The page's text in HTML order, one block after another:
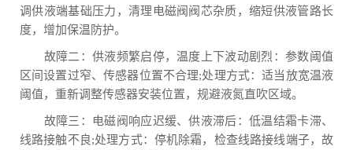
调供液端基础压力，清理电磁阀阀芯杂质，缩短供液管路长
度，增加保温防护。
故障二：供液频繁启停，温度上下波动剧烈：参数阈值
区间设置过窄、传感器位置不合理;处理方式：适当放宽温液
阈值，重新调整传感器安装位置，规避液氮直吹区域。
故障三：电磁阀响应迟缓、供液滞后：低温结霜卡滞、
线路接触不良;处理方式：停机除霜，检查线路接线端子，故